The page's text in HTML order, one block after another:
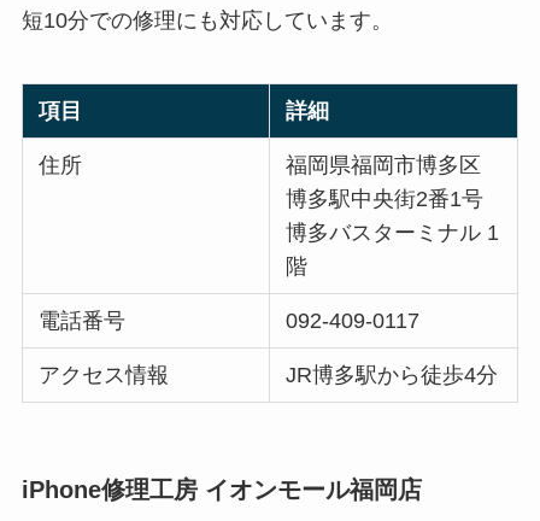
短10分での修理にも対応しています。
項目 詳細
住所
福岡県福岡市博多区
博多駅中央街2番1号
博多バスターミナル 1
階
電話番号 092-409-0117
アクセス情報 JR博多駅から徒歩4分
iPhone修理工房 イオンモール福岡店